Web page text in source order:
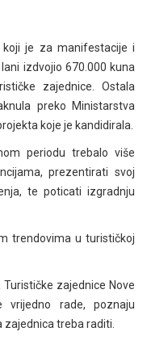
koji je za manifestacije i
izdvojio 670.000 kuna
zajednice. Ostala
preko Ministarstva
koje je kandidirala.
periodu trebalo više
prezentirati svoj
te poticati izgradnju
trendovima u turističkoj
zajednice Nove
vrijedno rade, poznaju
treba raditi.